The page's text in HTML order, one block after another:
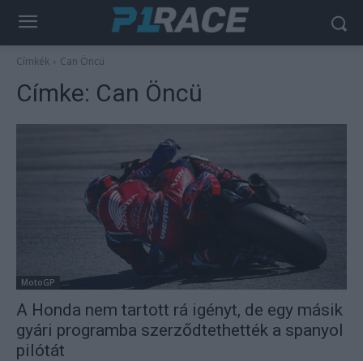
Címkék Can Öncü
Címke: Can Öncü
MotoGP
A Honda nem tartott rá igényt, de egy másik
gyári programba szerződtethették a spanyol
pilótát